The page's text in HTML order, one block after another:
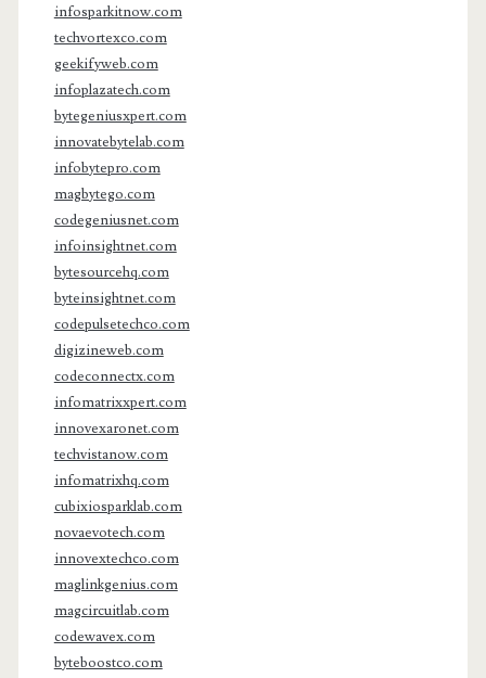
infosparkitnow.com
techvortexco.com
geekifyweb.com
infoplazatech.com
bytegeniusxpert.com
innovatebytelab.com
infobytepro.com
magbytego.com
codegeniusnet.com
infoinsightnet.com
bytesourcehq.com
byteinsightnet.com
codepulsetechco.com
digizineweb.com
codeconnectx.com
infomatrixxpert.com
innovexaronet.com
techvistanow.com
infomatrixhq.com
cubixiosparklab.com
novaevotech.com
innovextechco.com
maglinkgenius.com
magcircuitlab.com
codewavex.com
byteboostco.com